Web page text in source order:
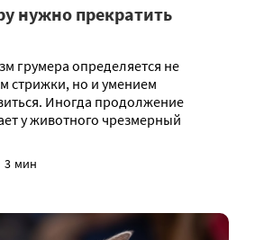
нужно прекратить
грумера определяется не
стрижки, но и умением
Иногда продолжение
у животного чрезмерный
3 мин